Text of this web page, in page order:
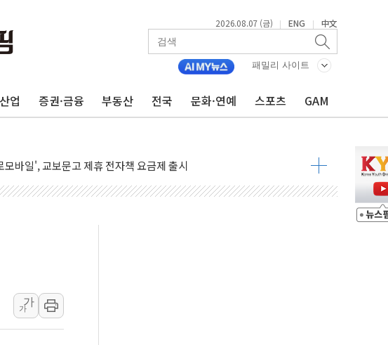
2026.08.07 (금) | ENG | 中文
패밀리 사이트
산업 증권·금융 부동산 전국 문화·연예 스포츠 GAM
32분 만에 주불 진화...인명피해 없어
모 압류재산 1506건 공매
야산 산불 1시간36분만에 주불진화....인명피해 없어
신동국과 무관…자료는 전·현직 직원으로부터 확보"
청주-중국 청두 노선 운항허가 취득...중국 노선 다변화
도입 후 블로그 창작자 지원 규모 2배 확대
페스타' 실시...휴대폰 결제 최대 6000원 할인
가
가